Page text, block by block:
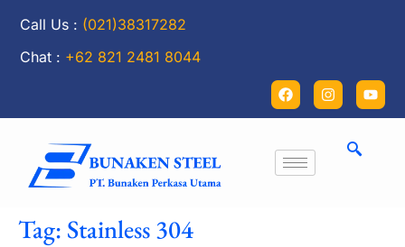
Call Us : (021)38317282
Chat : +62 821 2481 8044
Tag: Stainless 304